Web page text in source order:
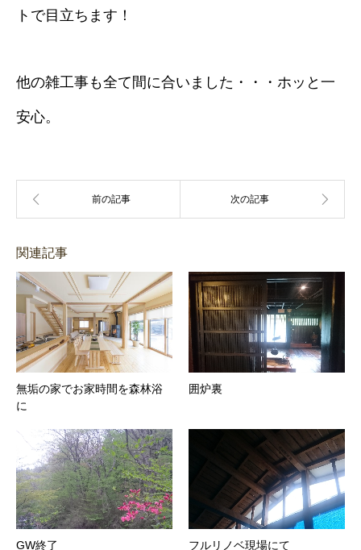
トで目立ちます！
他の雑工事も全て間に合いました・・・ホッと一
安心。
関連記事
無垢の家でお家時間を森林浴
に
囲炉裏
GW終了 フルリノベ現場にて